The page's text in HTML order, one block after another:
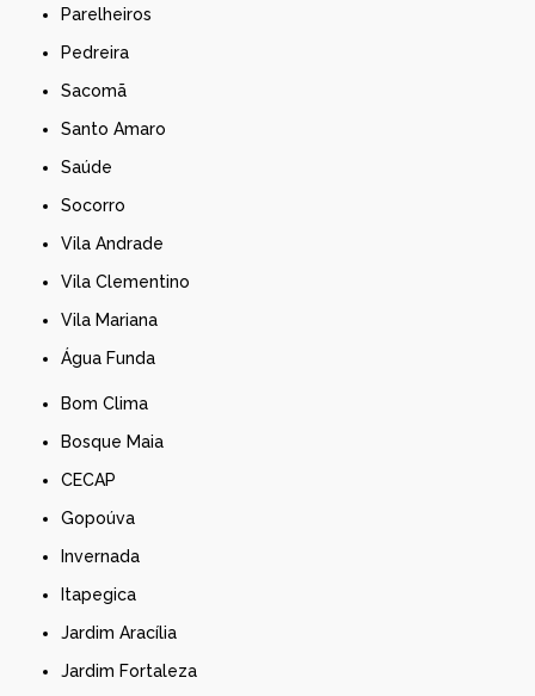
Parelheiros
Pedreira
Sacomã
Santo Amaro
Saúde
Socorro
Vila Andrade
Vila Clementino
Vila Mariana
Água Funda
Bom Clima
Bosque Maia
CECAP
Gopoúva
Invernada
Itapegica
Jardim Aracília
Jardim Fortaleza